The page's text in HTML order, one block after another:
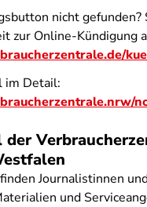
nicht gefunden?
zur Online-Kündigung
im Detail:
der
Journalistinnen
und